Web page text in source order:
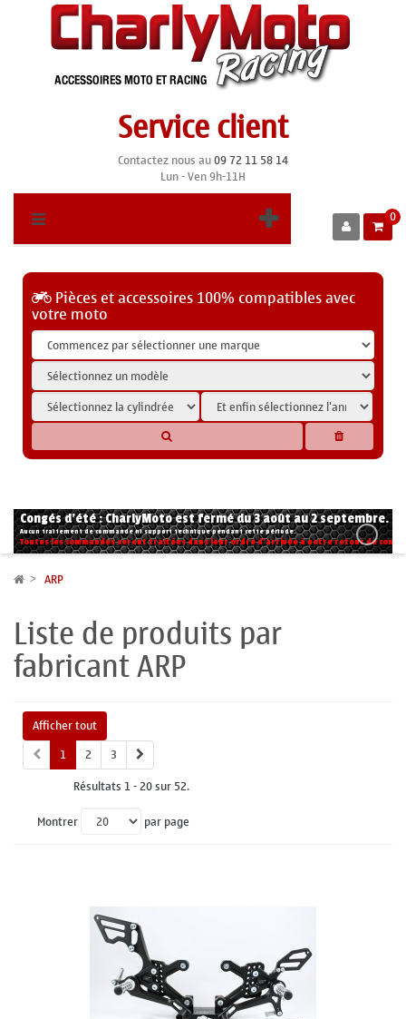
Service client
Contactez nous au09 72 11 58 14
Lun - Ven 9h-11H
0
Pièces et accessoires 100% compatibles avec
votre moto
Congés d'été : CharlyMoto est fermé du 3 août au 2 septembre.
Aucun traitement de commande ni support technique pendant cette période.
Toutes les commandes seront traitées dans leur ordre d'arrivée à notre retour de
ARP
Liste de produits par
fabricant ARP
Afficher tout
1
2
3
Résultats 1 - 20 sur 52.
Montrer
par page